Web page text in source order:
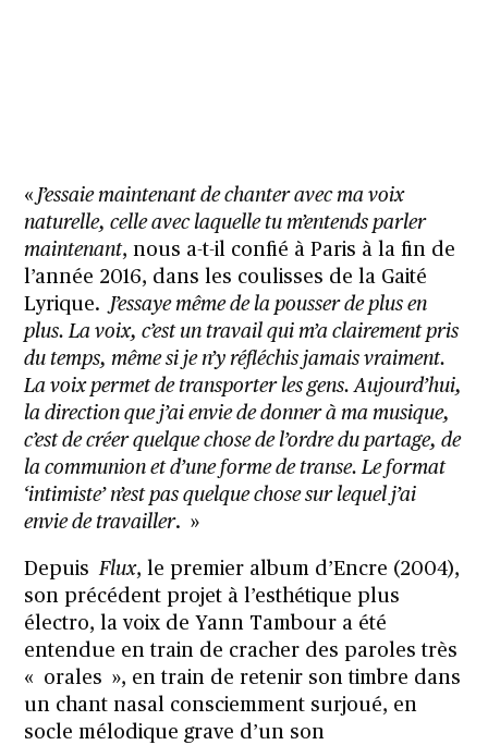
« J’essaie maintenant de chanter avec ma voix
naturelle, celle avec laquelle tu m’entends parler
maintenant, nous a-t-il confié à Paris à la fin de
l’année 2016, dans les coulisses de la Gaité
Lyrique. J’essaye même de la pousser de plus en
plus. La voix, c’est un travail qui m’a clairement pris
du temps, même si je n’y réfléchis jamais vraiment.
La voix permet de transporter les gens. Aujourd’hui,
la direction que j’ai envie de donner à ma musique,
c’est de créer quelque chose de l’ordre du partage, de
la communion et d’une forme de transe. Le format
‘intimiste’ n’est pas quelque chose sur lequel j’ai
envie de travailler. »
DepuisFlux, le premier album d’Encre (2004),
son précédent projet à l’esthétique plus
électro, la voix de Yann Tambour a été
entendue en train de cracher des paroles très
« orales », en train de retenir son timbre dans
un chant nasal consciemment surjoué, en
socle mélodique grave d’un son